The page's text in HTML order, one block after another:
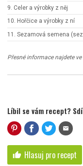
9. Celer a výrobky z něj
10. Hořčice a výrobky z ní
11. Sezamová semena
Přesné informace najdete
Líbil se vám recept?
mail
thumb_up Hlasuj pro recept